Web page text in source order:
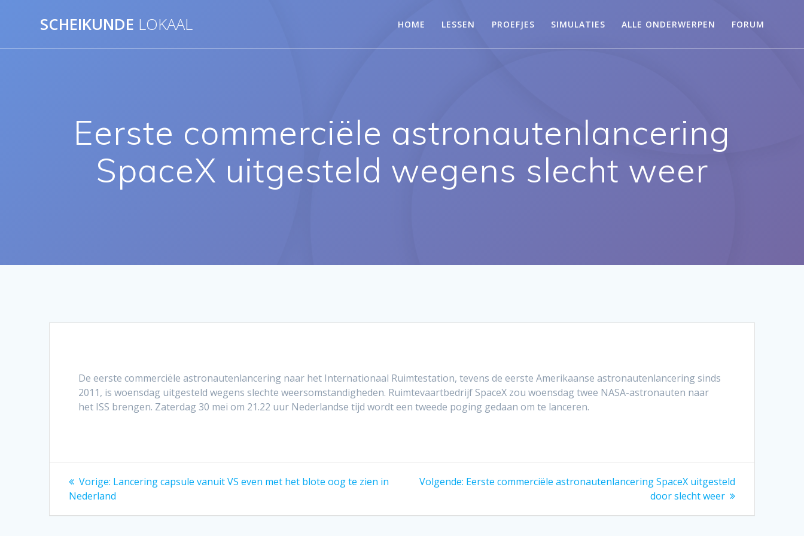
inhoud
SCHEIKUNDE LOKAAL HOME LESSEN PROEFJES SIMULATIES ALLE ONDERWERPEN FORUM
Eerste commerciële astronautenlancering
SpaceX uitgesteld wegens slecht weer
De eerste commerciële astronautenlancering naar het Internationaal Ruimtestation, tevens de eerste Amerikaanse astronautenlancering sinds
2011, is woensdag uitgesteld wegens slechte weersomstandigheden. Ruimtevaartbedrijf SpaceX zou woensdag twee NASA-astronauten naar
het ISS brengen. Zaterdag 30 mei om 21.22 uur Nederlandse tijd wordt een tweede poging gedaan om te lanceren.
Bericht
navigatie
Vorige: Vorig
bericht:
Lancering capsule vanuit VS even met het blote oog te zien in
Nederland
Volgende: Volgend
Eerste commerciële astronautenlancering SpaceX uitgesteld
door slecht weer